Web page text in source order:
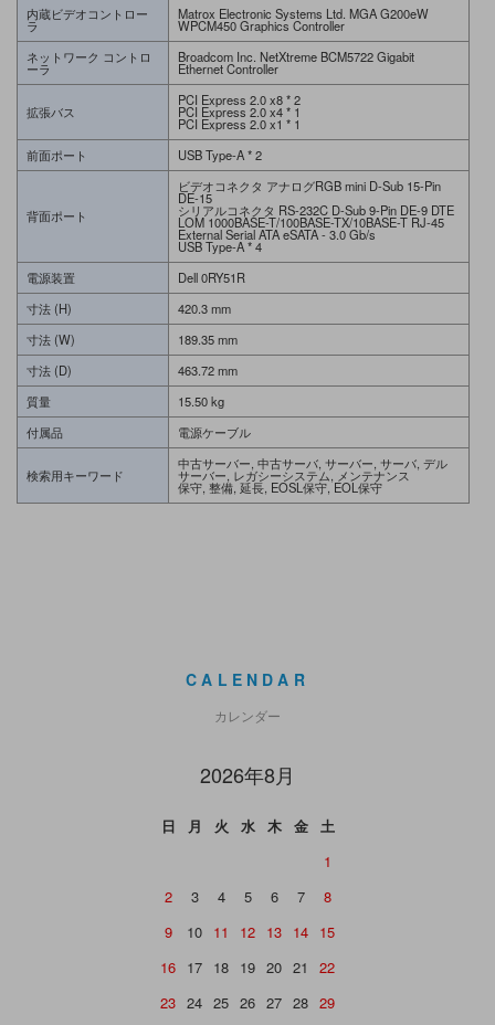
内蔵ビデオコントロー
ラ
Matrox Electronic Systems Ltd. MGA G200eW
WPCM450 Graphics Controller
ネットワーク コントロ
ーラ
Broadcom Inc. NetXtreme BCM5722 Gigabit
Ethernet Controller
拡張バス
PCI Express 2.0 x8 * 2
PCI Express 2.0 x4 * 1
PCI Express 2.0 x1 * 1
前面ポート
USB Type-A * 2
背面ポート
ビデオコネクタ アナログRGB mini D-Sub 15-Pin
DE-15
シリアルコネクタ RS-232C D-Sub 9-Pin DE-9 DTE
LOM 1000BASE-T/100BASE-TX/10BASE-T RJ-45
External Serial ATA eSATA - 3.0 Gb/s
USB Type-A * 4
電源装置
Dell 0RY51R
寸法 (H)
420.3 mm
寸法 (W)
189.35 mm
寸法 (D)
463.72 mm
質量
15.50 kg
付属品
電源ケーブル
検索用キーワード
中古サーバー, 中古サーバ, サーバー, サーバ, デル
サーバー, レガシーシステム, メンテナンス
保守, 整備, 延長, EOSL保守, EOL保守
CALENDAR
カレンダー
2026年8月
日 月 火 水 木 金
土
1
2
3 4 5 6 7
8
9
10 11 12 13 14 15
16 17 18 19 20 21
22
23 24 25 26 27 28 29